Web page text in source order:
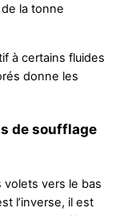
la tonne
à certains fluides
donne les
de soufflage
volets vers le bas
l’inverse, il est